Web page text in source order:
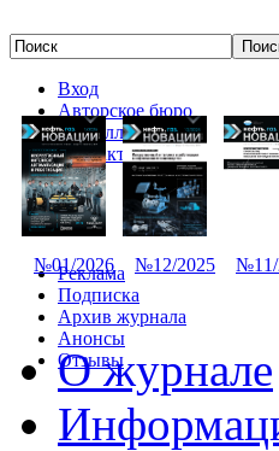
Вход
Авторское бюро
Редколлегия
Контакты
№01/2026 №12/2025 №11/
Реклама
Подписка
Архив журнала
Анонсы
Отзывы
О журнале